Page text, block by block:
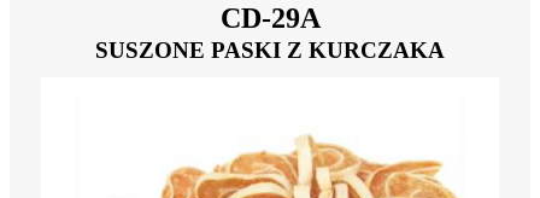
CD-29A
SUSZONE PASKI Z KURCZAKA